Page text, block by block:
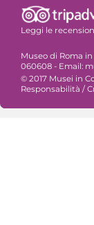
Leggi le
Museo di Roma in
060608 - Email:
© 2017 Musei in
Responsabilità /